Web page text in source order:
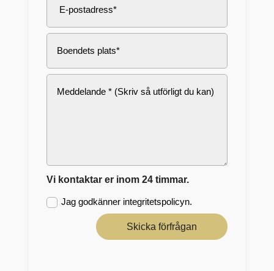
Vi kontaktar er inom 24 timmar.
Jag godkänner integritetspolicyn.
Skicka förfrågan